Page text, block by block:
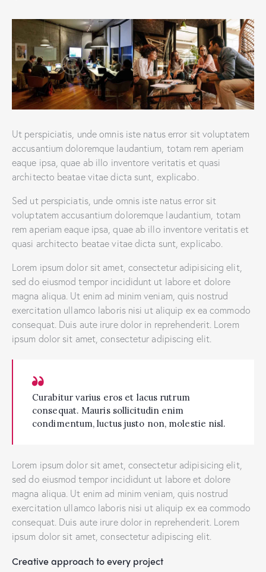
Ut perspiciatis, unde omnis iste natus error sit voluptatem
accusantium doloremque laudantium, totam rem aperiam
eaque ipsa, quae ab illo inventore veritatis et quasi
architecto beatae vitae dicta sunt, explicabo.
Sed ut perspiciatis, unde omnis iste natus error sit
voluptatem accusantium doloremque laudantium, totam
rem aperiam eaque ipsa, quae ab illo inventore veritatis et
quasi architecto beatae vitae dicta sunt, explicabo.
Lorem ipsum dolor sit amet, consectetur adipisicing elit,
sed do eiusmod tempor incididunt ut labore et dolore
magna aliqua. Ut enim ad minim veniam, quis nostrud
exercitation ullamco laboris nisi ut aliquip ex ea commodo
consequat. Duis aute irure dolor in reprehenderit. Lorem
ipsum dolor sit amet, consectetur adipiscing elit.
Curabitur varius eros et lacus rutrum
consequat. Mauris sollicitudin enim
condimentum, luctus justo non, molestie nisl.
Lorem ipsum dolor sit amet, consectetur adipisicing elit,
sed do eiusmod tempor incididunt ut labore et dolore
magna aliqua. Ut enim ad minim veniam, quis nostrud
exercitation ullamco laboris nisi ut aliquip ex ea commodo
consequat. Duis aute irure dolor in reprehenderit. Lorem
ipsum dolor sit amet, consectetur adipiscing elit.
Creative approach to every project